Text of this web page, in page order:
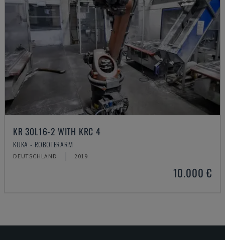
KR 30L16-2 WITH KRC 4
KUKA - ROBOTERARM
DEUTSCHLAND 2019
10.000 €